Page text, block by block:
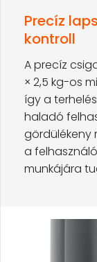
Precíz
kontroll
A precíz
× 2,5 kg-os
így a
haladó
gördülékeny
a
munkájára